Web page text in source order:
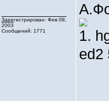
Зарегистрирован: Фев 08,
2003
Сообщений: 1771
1.
ed2